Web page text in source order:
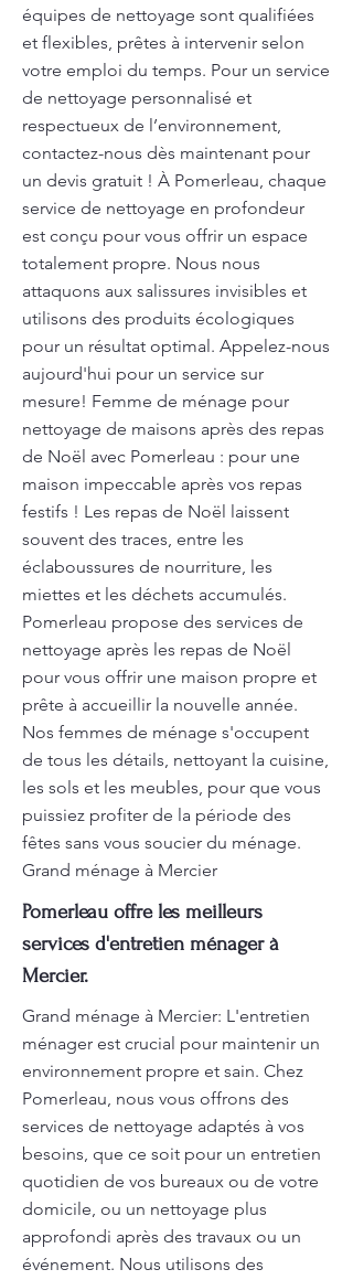
équipes de nettoyage sont qualifiées
et flexibles, prêtes à intervenir selon
votre emploi du temps. Pour un service
de nettoyage personnalisé et
respectueux de l’environnement,
contactez-nous dès maintenant pour
un devis gratuit ! À Pomerleau, chaque
service de nettoyage en profondeur
est conçu pour vous offrir un espace
totalement propre. Nous nous
attaquons aux salissures invisibles et
utilisons des produits écologiques
pour un résultat optimal. Appelez-nous
aujourd'hui pour un service sur
mesure! Femme de ménage pour
nettoyage de maisons après des repas
de Noël avec Pomerleau : pour une
maison impeccable après vos repas
festifs ! Les repas de Noël laissent
souvent des traces, entre les
éclaboussures de nourriture, les
miettes et les déchets accumulés.
Pomerleau propose des services de
nettoyage après les repas de Noël
pour vous offrir une maison propre et
prête à accueillir la nouvelle année.
Nos femmes de ménage s'occupent
de tous les détails, nettoyant la cuisine,
les sols et les meubles, pour que vous
puissiez profiter de la période des
fêtes sans vous soucier du ménage.
Grand ménage à Mercier
Pomerleau offre les meilleurs
services d'entretien ménager à
Mercier.
Grand ménage à Mercier: L'entretien
ménager est crucial pour maintenir un
environnement propre et sain. Chez
Pomerleau, nous vous offrons des
services de nettoyage adaptés à vos
besoins, que ce soit pour un entretien
quotidien de vos bureaux ou de votre
domicile, ou un nettoyage plus
approfondi après des travaux ou un
événement. Nous utilisons des